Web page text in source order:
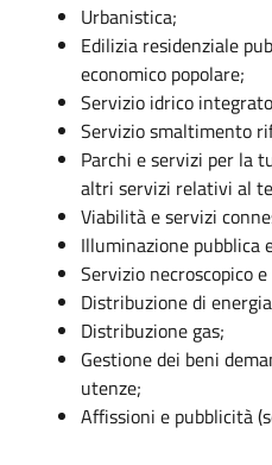
Urbanistica;
Edilizia residenziale
economico popolare;
Servizio idrico
Servizio smaltimento
Parchi e servizi per la
altri servizi relativi al
Viabilità e servizi
Illuminazione pubblica
Servizio necroscopico
Distribuzione di
Distribuzione gas;
Gestione dei beni
utenze;
Affissioni e pubblicità